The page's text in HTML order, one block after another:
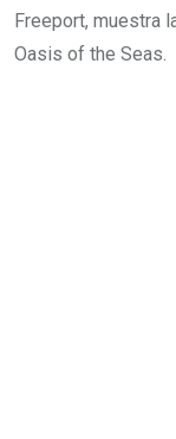
Freeport, muestra
Oasis of the Seas.